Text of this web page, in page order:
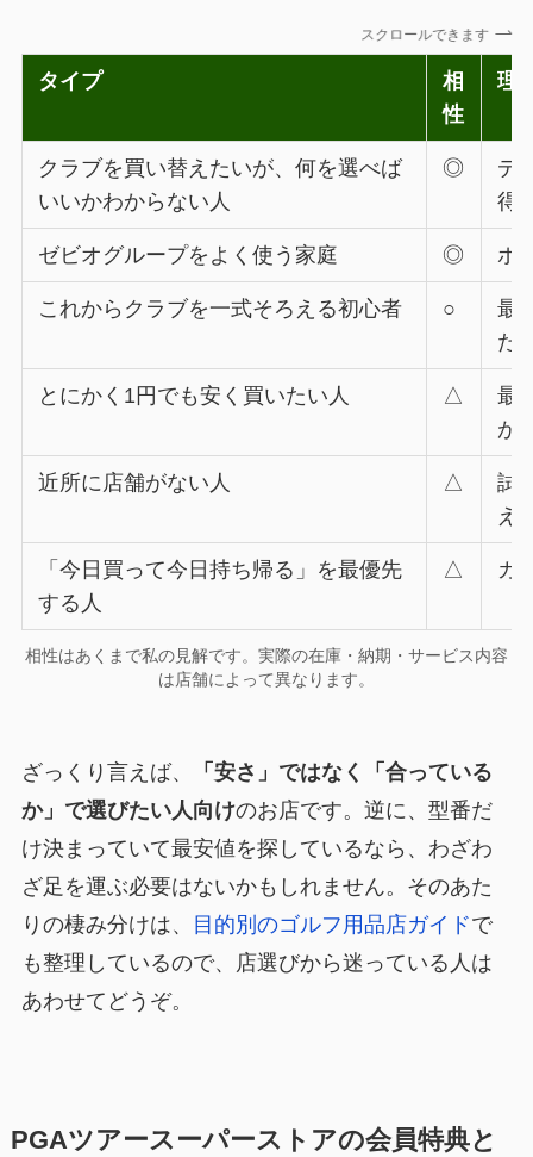
スクロールできます
タイプ
相
性
理
クラブを買い替えたいが、何を選べば
いいかわからない人
◎
デ
得
ゼビオグループをよく使う家庭 ◎ ポ
これからクラブを一式そろえる初心者 ○
最
た
とにかく1円でも安く買いたい人 △
最
が
近所に店舗がない人 △
試
え
「今日買って今日持ち帰る」を最優先
する人
△ カ
相性はあくまで私の見解です。実際の在庫・納期・サービス内容
は店舗によって異なります。
ざっくり言えば、
「安さ」ではなく「合っている
か」で選びたい人向けのお店です。逆に、型番だ
け決まっていて最安値を探しているなら、わざわ
ざ足を運ぶ必要はないかもしれません。そのあた
りの棲み分けは、
目的別のゴルフ用品店ガイドで
も整理しているので、店選びから迷っている人は
あわせてどうぞ。
PGAツアースーパーストアの会員特典と